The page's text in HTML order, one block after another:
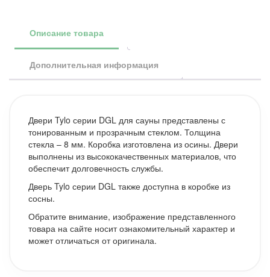
91031775
Описание товара
Дополнительная информация
Двери Tylo серии DGL для сауны представлены с
тонированным и прозрачным стеклом. Толщина
стекла – 8 мм. Коробка изготовлена из осины. Двери
выполнены из высококачественных материалов, что
обеспечит долговечность службы.
Дверь Tylo серии DGL также доступна в коробке из
сосны.
Обратите внимание, изображение представленного
товара на сайте носит ознакомительный характер и
может отличаться от оригинала.